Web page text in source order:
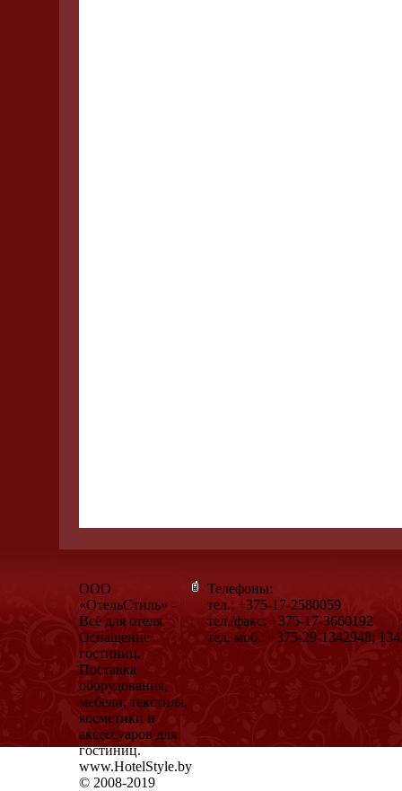
ООО
«ОтельСтиль» -
Всё для отеля
Оснащение
гостиниц.
Поставка
оборудования,
мебели, текстиля,
косметики и
аксессуаров для
гостиниц.
www.HotelStyle.by
© 2008-2019
Телефоны:
тел.: +375-17-2580059
тел./факс: +375-17-3660192
тел. моб.: +375-29-1342948;